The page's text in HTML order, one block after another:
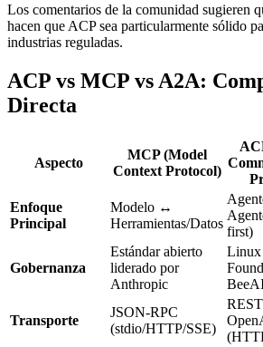
Los comentarios de la comunidad sugieren
hacen que ACP sea particularmente sólido
industrias reguladas.
ACP vs MCP vs A2A:
Directa
Aspecto
MCP (Model
Context Protocol)
Enfoque
Principal
Modelo ↔
Herramientas/Datos
first)
Gobernanza
Estándar abierto
liderado por
Anthropic
Linux
Transporte
JSON-RPC
(stdio/HTTP/SSE)